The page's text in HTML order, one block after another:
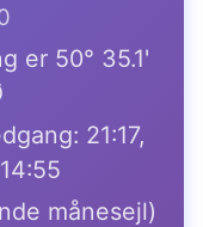
er 50° 35.1'
21:17,
månesejl)